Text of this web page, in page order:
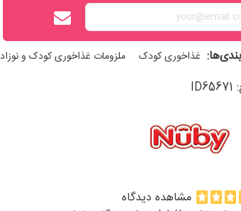
غذاخوری کودک ملزومات غذاخوری کودک و نوزاد
ID65671
مشاهده دیدگاه